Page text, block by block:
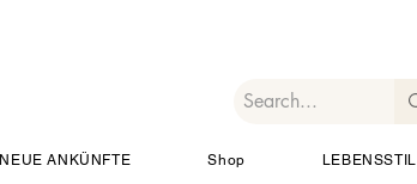
NEUE ANKÜNFTE Shop LEBENSSTIL